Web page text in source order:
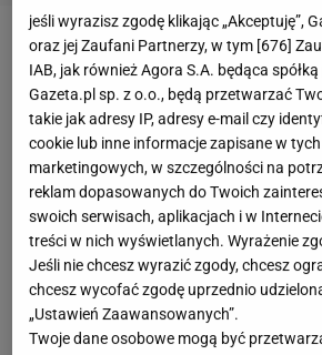
Zondacrypto w ostatnich dniach
potężnym chaosie. Giełda
czasu nie jest w stanie wypłacać
klientom. Wśród pokrzywdzonych
polscy olimpijczycy, którzy za
igrzyskach w Mediolanie mieli
nagrody w postaci tokenów.
tyle poważne, że prezes formy
wydał oświadczenie dla swoich
umożliwia im rozwiązanie umów.
jeśli wyrazisz zgodę klikając „Akceptuję”,
oraz jej Zaufani Partnerzy, w tym [676]
IAB, jak również Agora S.A. będąca
Gazeta.pl sp. z o.o., będą przetwarzać
takie jak adresy IP, adresy e-mail czy
cookie lub inne informacje zapisane w
marketingowych, w szczególności na
reklam dopasowanych do Twoich
swoich serwisach, aplikacjach i w
treści w nich wyświetlanych. Wyrażenie
Jeśli nie chcesz wyrazić zgody, chcesz
chcesz wycofać zgodę uprzednio
„Ustawień Zaawansowanych”.
Twoje dane osobowe mogą być